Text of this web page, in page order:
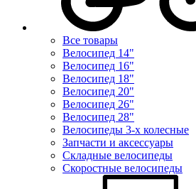
Все товары
Велосипед 14"
Велосипед 16"
Велосипед 18"
Велосипед 20"
Велосипед 26"
Велосипед 28"
Велосипеды 3-х колесные
Запчасти и аксессуары
Складные велосипеды
Скоростные велосипеды